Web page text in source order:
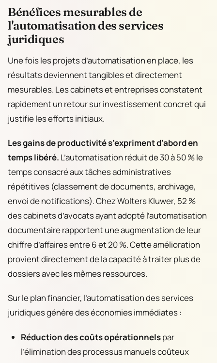
Bénéfices mesurables de
l'automatisation des services
juridiques
Une fois les projets d’automatisation en place, les
résultats deviennent tangibles et directement
mesurables. Les cabinets et entreprises constatent
rapidement un retour sur investissement concret qui
justifie les efforts initiaux.
Les gains de productivité s’expriment d’abord en
temps libéré. L’automatisation réduit de 30 à 50 % le
temps consacré aux tâches administratives
répétitives (classement de documents, archivage,
envoi de notifications). Chez Wolters Kluwer, 52 %
des cabinets d’avocats ayant adopté l’automatisation
documentaire rapportent une augmentation de leur
chiffre d’affaires entre 6 et 20 %. Cette amélioration
provient directement de la capacité à traiter plus de
dossiers avec les mêmes ressources.
Sur le plan financier, l’automatisation des services
juridiques génère des économies immédiates :
Réduction des coûts opérationnelspar
l’élimination des processus manuels coûteux